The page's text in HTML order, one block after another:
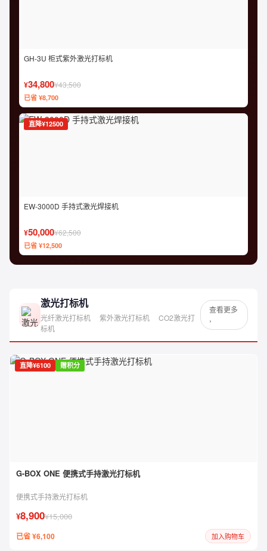
GH-3U 柜式紫外激光打标机
¥34,800¥43,500
已省 ¥8,700
直降¥12500
EW-3000D 手持式激光焊接机
¥50,000¥62,500
已省 ¥12,500
激光打标机
光纤激光打标机 紫外激光打标机
CO2激光打
标机
查看更多
›
直降¥6100 赠积分
G-BOX ONE 便携式手持激光打标机
便携式手持激光打标机
¥8,900¥15,000
已省 ¥6,100 加入购物车